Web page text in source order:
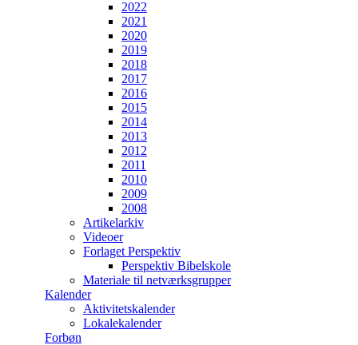
2022
2021
2020
2019
2018
2017
2016
2015
2014
2013
2012
2011
2010
2009
2008
Artikelarkiv
Videoer
Forlaget Perspektiv
Perspektiv Bibelskole
Materiale til netværksgrupper
Kalender
Aktivitetskalender
Lokalekalender
Forbøn